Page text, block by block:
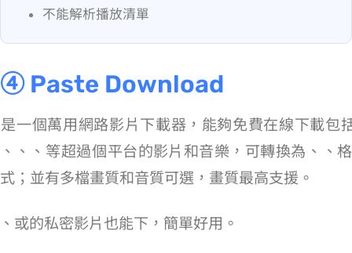
不能解析播放清單
④ Paste Download
是一個萬用網路影片下載器，能夠免費在線下載包括 YouTub
e、Facebook、Twitter、Dailymotion 等超過 500 個平台的影片和音樂，可轉換為 MP4、MP3、MKV 格
式；並有多檔畫質和音質可選，畫質最高支援 1080p。
Facebook、Instagram 或 VK 的私密影片也能下，簡單好用。